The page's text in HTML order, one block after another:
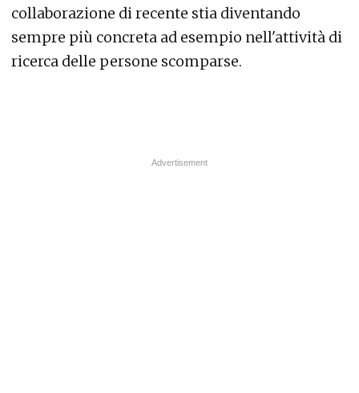
collaborazione di recente stia diventando
sempre più concreta ad esempio nell'attività di
ricerca delle persone scomparse.